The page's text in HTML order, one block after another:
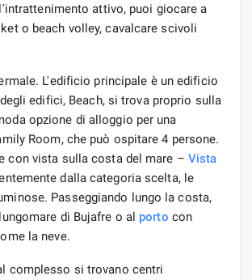
attivo, puoi giocare a
o beach volley, cavalcare scivoli
L'edificio principale è un edificio
edifici, Beach, si trova proprio sulla
opzione di alloggio per una
Room, che può ospitare 4 persone.
con vista sulla costa del mare – Vista
dalla categoria scelta, le
Passeggiando lungo la costa,
di Bujafre o al porto con
la neve.
complesso si trovano centri